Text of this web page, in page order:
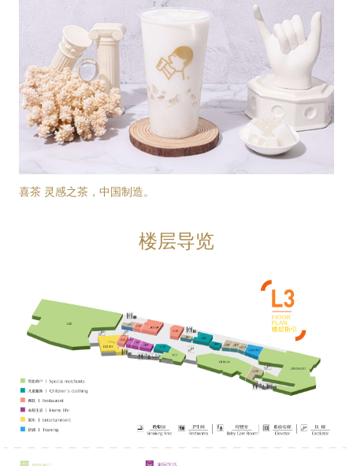
喜茶 灵感之茶，中国制造。
楼层导览